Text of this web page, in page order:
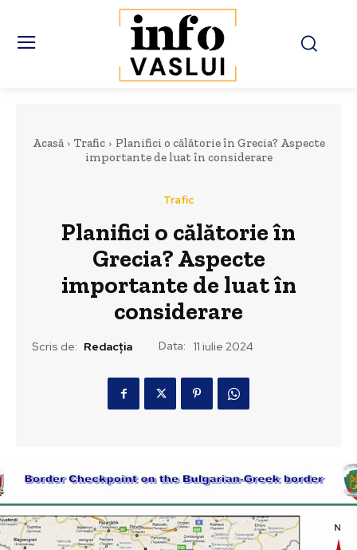
Acasă Trafic
Planifici o călătorie în Grecia? Aspecte
importante de luat în considerare
Trafic
Planifici o călătorie în
Grecia? Aspecte
importante de luat în
considerare
Scris de: Redacția Data: 11 iulie 2024